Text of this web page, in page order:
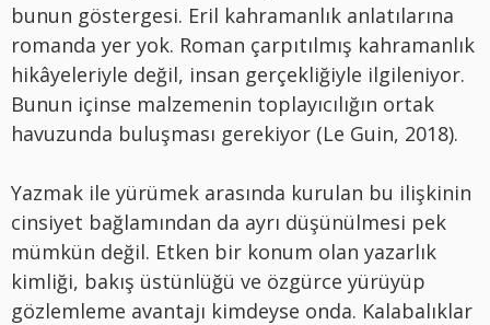
bunun göstergesi. Eril kahramanlık anlatılarına
romanda yer yok. Roman çarpıtılmış kahramanlık
hikâyeleriyle değil, insan gerçekliğiyle ilgileniyor.
Bunun içinse malzemenin toplayıcılığın ortak
havuzunda buluşması gerekiyor (Le Guin, 2018).
Yazmak ile yürümek arasında kurulan bu ilişkinin
cinsiyet bağlamından da ayrı düşünülmesi pek
mümkün değil. Etken bir konum olan yazarlık
kimliği, bakış üstünlüğü ve özgürce yürüyüp
gözlemleme avantajı kimdeyse onda. Kalabalıklar